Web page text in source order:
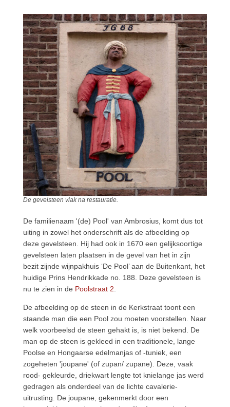
De gevelsteen vlak na restauratie.
De familienaam '(de) Pool' van Ambrosius, komt dus tot
uiting in zowel het onderschrift als de afbeelding op
deze gevelsteen. Hij had ook in 1670 een gelijksoortige
gevelsteen laten plaatsen in de gevel van het in zijn
bezit zijnde wijnpakhuis ‘De Pool’ aan de Buitenkant, het
huidige Prins Hendrikkade no. 188. Deze gevelsteen is
nu te zien in de Poolstraat 2.
De afbeelding op de steen in de Kerkstraat toont een
staande man die een Pool zou moeten voorstellen. Naar
welk voorbeelsd de steen gehakt is, is niet bekend. De
man op de steen is gekleed in een traditionele, lange
Poolse en Hongaarse edelmanjas of -tuniek, een
zogeheten 'joupane' (of zupan/ zupane). Deze, vaak
rood- gekleurde, driekwart lengte tot knielange jas werd
gedragen als onderdeel van de lichte cavalerie-
uitrusting. De joupane, gekenmerkt door een